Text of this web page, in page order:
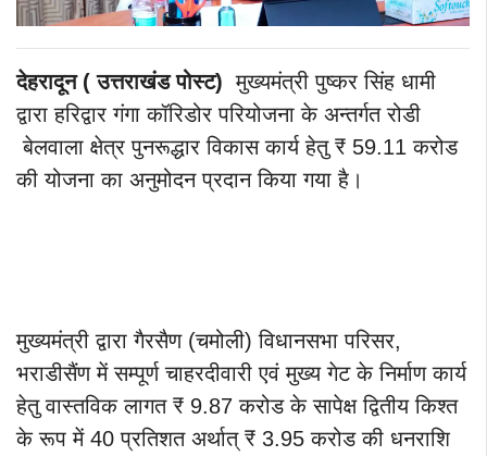
देहरादून ( उत्तराखंड पोस्ट) मुख्यमंत्री पुष्कर सिंह धामी
द्वारा हरिद्वार गंगा कॉरिडोर परियोजना के अन्तर्गत रोडी
बेलवाला क्षेत्र पुनरूद्धार विकास कार्य हेतु ₹ 59.11 करोड
की योजना का अनुमोदन प्रदान किया गया है।
मुख्यमंत्री द्वारा गैरसैण (चमोली) विधानसभा परिसर,
भराडीसैंण में सम्पूर्ण चाहरदीवारी एवं मुख्य गेट के निर्माण कार्य
हेतु वास्तविक लागत ₹ 9.87 करोड के सापेक्ष द्वितीय किश्त
के रूप में 40 प्रतिशत अर्थात् ₹ 3.95 करोड की धनराशि